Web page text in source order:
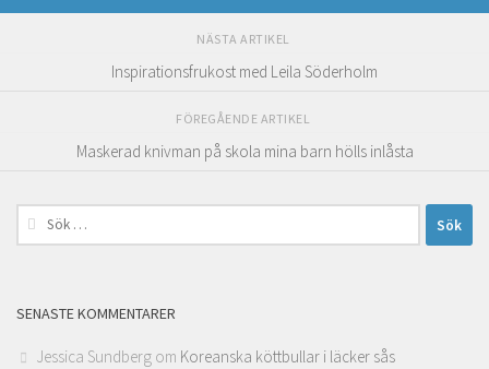
NÄSTA ARTIKEL
Inspirationsfrukost med Leila Söderholm
FÖREGÅENDE ARTIKEL
Maskerad knivman på skola mina barn hölls inlåsta
Sök
efter:
SENASTE KOMMENTARER
Jessica Sundberg om Koreanska köttbullar i läcker sås